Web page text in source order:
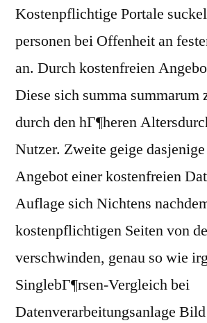
Kostenpflichtige Portale
personen bei Offenheit an
an. Durch kostenfreien
Diese sich summa summarum
durch den hГ¶heren
Nutzer. Zweite geige
Angebot einer kostenfreien
Auflage sich Nichtens
kostenpflichtigen Seiten von
verschwinden, genau so wie
SinglebГ¶rsen-Vergleich bei
Datenverarbeitungsanlage